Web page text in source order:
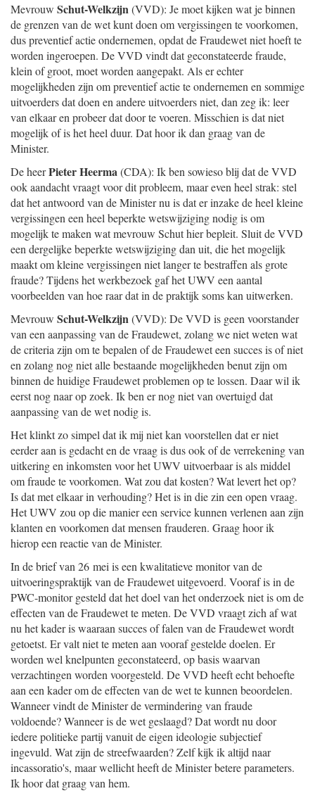
Mevrouw Schut-Welkzijn(VVD): Je moet kijken wat je binnen
de grenzen van de wet kunt doen om vergissingen te voorkomen,
dus preventief actie ondernemen, opdat de Fraudewet niet hoeft te
worden ingeroepen. De VVD vindt dat geconstateerde fraude,
klein of groot, moet worden aangepakt. Als er echter
mogelijkheden zijn om preventief actie te ondernemen en sommige
uitvoerders dat doen en andere uitvoerders niet, dan zeg ik: leer
van elkaar en probeer dat door te voeren. Misschien is dat niet
mogelijk of is het heel duur. Dat hoor ik dan graag van de
Minister.
De heerPieter Heerma(CDA): Ik ben sowieso blij dat de VVD
ook aandacht vraagt voor dit probleem, maar even heel strak: stel
dat het antwoord van de Minister nu is dat er inzake de heel kleine
vergissingen een heel beperkte wetswijziging nodig is om
mogelijk te maken wat mevrouw Schut hier bepleit. Sluit de VVD
een dergelijke beperkte wetswijziging dan uit, die het mogelijk
maakt om kleine vergissingen niet langer te bestraffen als grote
fraude? Tijdens het werkbezoek gaf het UWV een aantal
voorbeelden van hoe raar dat in de praktijk soms kan uitwerken.
Mevrouw Schut-Welkzijn(VVD): De VVD is geen voorstander
van een aanpassing van de Fraudewet, zolang we niet weten wat
de criteria zijn om te bepalen of de Fraudewet een succes is of niet
en zolang nog niet alle bestaande mogelijkheden benut zijn om
binnen de huidige Fraudewet problemen op te lossen. Daar wil ik
eerst nog naar op zoek. Ik ben er nog niet van overtuigd dat
aanpassing van de wet nodig is.
Het klinkt zo simpel dat ik mij niet kan voorstellen dat er niet
eerder aan is gedacht en de vraag is dus ook of de verrekening van
uitkering en inkomsten voor het UWV uitvoerbaar is als middel
om fraude te voorkomen. Wat zou dat kosten? Wat levert het op?
Is dat met elkaar in verhouding? Het is in die zin een open vraag.
Het UWV zou op die manier een service kunnen verlenen aan zijn
klanten en voorkomen dat mensen frauderen. Graag hoor ik
hierop een reactie van de Minister.
In de brief van 26 mei is een kwalitatieve monitor van de
uitvoeringspraktijk van de Fraudewet uitgevoerd. Vooraf is in de
PWC-monitor gesteld dat het doel van het onderzoek niet is om de
effecten van de Fraudewet te meten. De VVD vraagt zich af wat
nu het kader is waaraan succes of falen van de Fraudewet wordt
getoetst. Er valt niet te meten aan vooraf gestelde doelen. Er
worden wel knelpunten geconstateerd, op basis waarvan
verzachtingen worden voorgesteld. De VVD heeft echt behoefte
aan een kader om de effecten van de wet te kunnen beoordelen.
Wanneer vindt de Minister de vermindering van fraude
voldoende? Wanneer is de wet geslaagd? Dat wordt nu door
iedere politieke partij vanuit de eigen ideologie subjectief
ingevuld. Wat zijn de streefwaarden? Zelf kijk ik altijd naar
incassoratio's, maar wellicht heeft de Minister betere parameters.
Ik hoor dat graag van hem.